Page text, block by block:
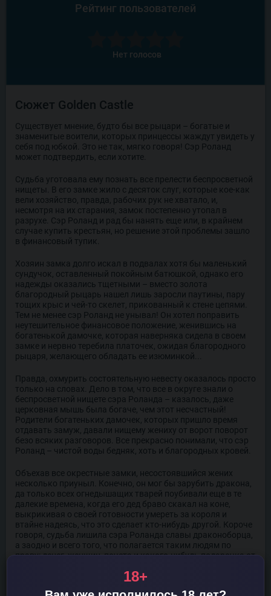
Рейтинг пользователей
Нет голосов
Сюжет Golden Castle
Существует мнение, будто бы все рыцари – богатые и
знаменитые воители, которых принцессы жаждут увидеть у
себя под юбкой. Это не так, мягко говоря! Сэр Роланд
может подтвердить, если хотите.
Судьба уготовала ему познать все прелести беспросветной
нищеты. В его замке жило с десяток слуг, которые кое-как
вели хозяйство, правда, рабочих рук не хватало, и,
несмотря на их старания, замок постепенно утопал в
разрухе. Сэр Роланд и рад бы нанять еще или, в крайнем
случае купить крестьян, но решение этой проблемы зашло
в финансовый тупик.
Хозяин замка долго искал в подвалах хотя бы маленький
сундучок, оставленный покойным батюшкой, однако его
надежды оказались тщетными – вместо золота
благородный рыцарь нашел лишь заросли паутины, пару
тощих крыс и чей-то скелет, прикованный к стене цепями.
Тем не менее сэр Роланд не унывал! Он хотел поправить
неутешительное финансовое положение, женившись на
богатенькой дамочке, которая наверняка сидела в своем
замке и нервно теребила платочек, ожидая благородного
рыцаря, желающего обладать ее изюминкой...
Правда, охмурить состоятельную невесту оказалось просто
только на словах. Дело в том, что все в округе знали о
беспросветной нищете сэра Роланда – казалось, даже
церковная мышь была богаче, чем этот несчастный!
Родители богатеньких дамочек, которых пришло время
отдавать замуж, давали нищему жениху от ворот поворот
безо всяких разговоров. Все прекрасно понимали, что сэр
Роланд – чистой воды бедняк, хоть и благородных кровей.
Объехав все окрестные замки, несостоявшийся жених
несколько приуныл. Конечно, он мог бы зарубить дракона,
да только всех огнедышащих тварей поубивали еще в те
далекие времена, когда его дед браво скакал на коне,
выкрикивая о своей готовности умереть за короля и
втайне надеясь, что это сделает кто-нибудь другой. Короче
говоря, судьба лишила сэра Роланда славы драконоборца,
а заодно и всего того, что полагается таким людям по
праву: денег, женщин, почета и какого-нибудь подарочка от
18+